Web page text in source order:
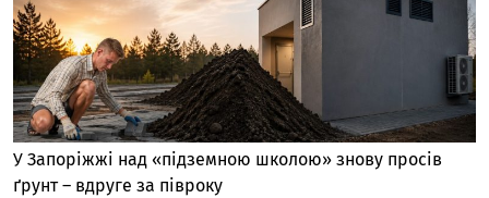
У Запоріжжі над «підземною школою» знову просів
ґрунт – вдруге за півроку